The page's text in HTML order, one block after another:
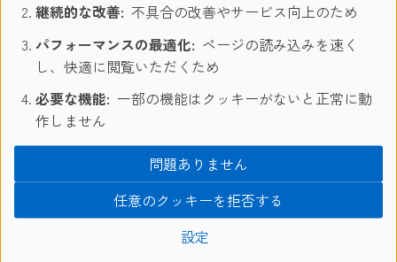
フェスティバルは18時から始まり、0時まで続きました。
本当に楽しかったです！みんなでずっとはしゃいでおりまし
た！ イベントの出演者も豪華です。
例えば、Chainsmorkesをご存知ですか？
きっと彼らの曲は誰もが耳にしたことがあると思います。そ
の彼らが出演しており、トリを飾っておりました。
マルタに来て、生で彼らの曲が聴けるとは思いませんでし
た。 また会場には、沢山の人、出店も沢山で、日本で言う
継続的な改善: 不具合の改善やサービス向上のため
パフォーマンスの最適化: ページの読み込みを速く
し、快適に閲覧いただくため
必要な機能: 一部の機能はクッキーがないと正常に動
作しません
設定
任意のクッキーを拒否する
問題ありません